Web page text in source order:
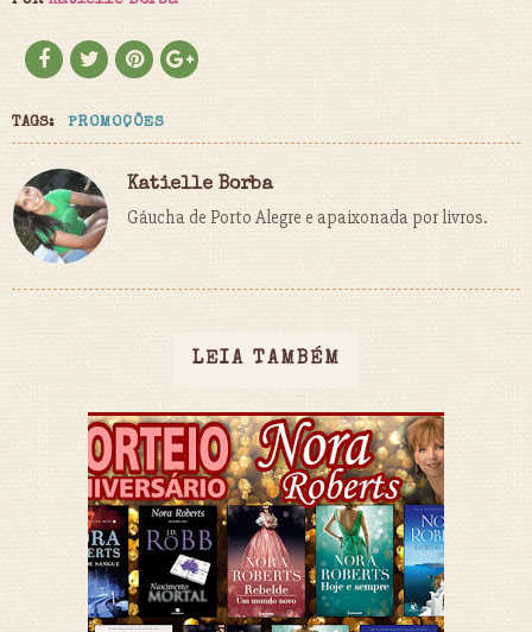
TAGS: PROMOÇÕES
Katielle Borba
Gáucha de Porto Alegre e apaixonada por livros.
LEIA TAMBÉM